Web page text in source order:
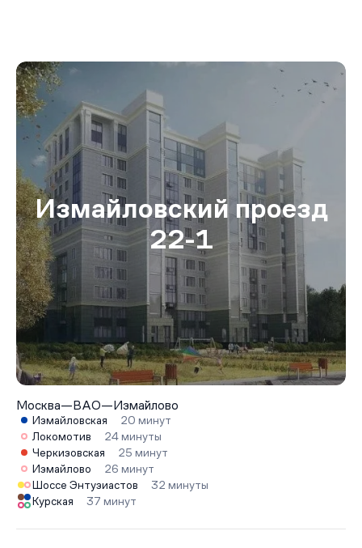
Измайловский проезд
22-1
Москва—ВАО—Измайлово
Измайловская
20 минут
Локомотив
24 минуты
Черкизовская
25 минут
Измайлово
26 минут
Шоссе Энтузиастов
32 минуты
Курская
37 минут